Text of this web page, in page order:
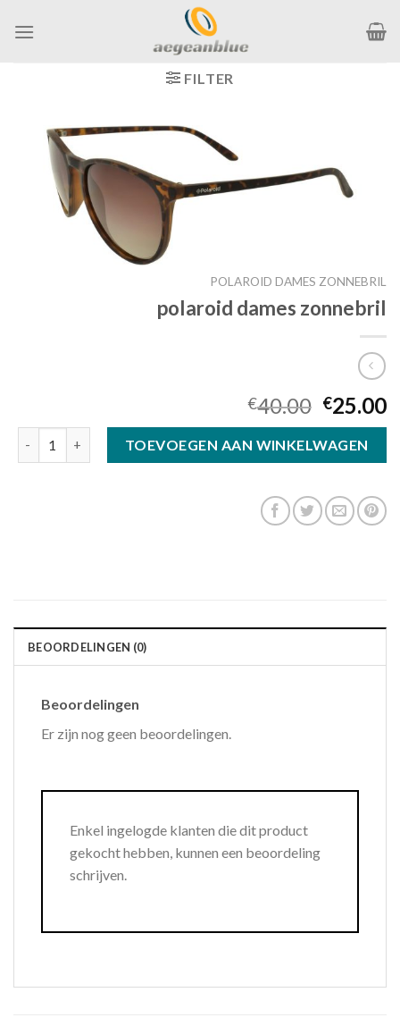
naar
FILTER
POLAROID DAMES ZONNEBRIL
polaroid dames zonnebril
€40.00 €25.00
TOEVOEGEN AAN WINKELWAGEN
BEOORDELINGEN (0)
Beoordelingen
Er zijn nog geen beoordelingen.
Enkel ingelogde klanten die dit product
gekocht hebben, kunnen een beoordeling
schrijven.